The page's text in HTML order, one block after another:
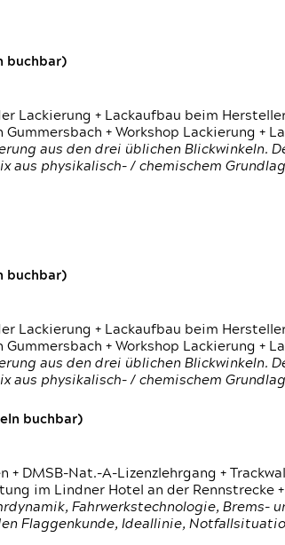
buchbar)
Lackierung + Lackaufbau beim
+ Workshop Lackierung +
aus den drei üblichen Blickwinkeln.
aus physikalisch- / chemischem
buchbar)
Lackierung + Lackaufbau beim
+ Workshop Lackierung +
aus den drei üblichen Blickwinkeln.
aus physikalisch- / chemischem
buchbar)
DMSB-Nat.-A-Lizenzlehrgang +
im Lindner Hotel an der Rennstrecke
Fahrwerkstechnologie, Brems-
Flaggenkunde, Ideallinie,